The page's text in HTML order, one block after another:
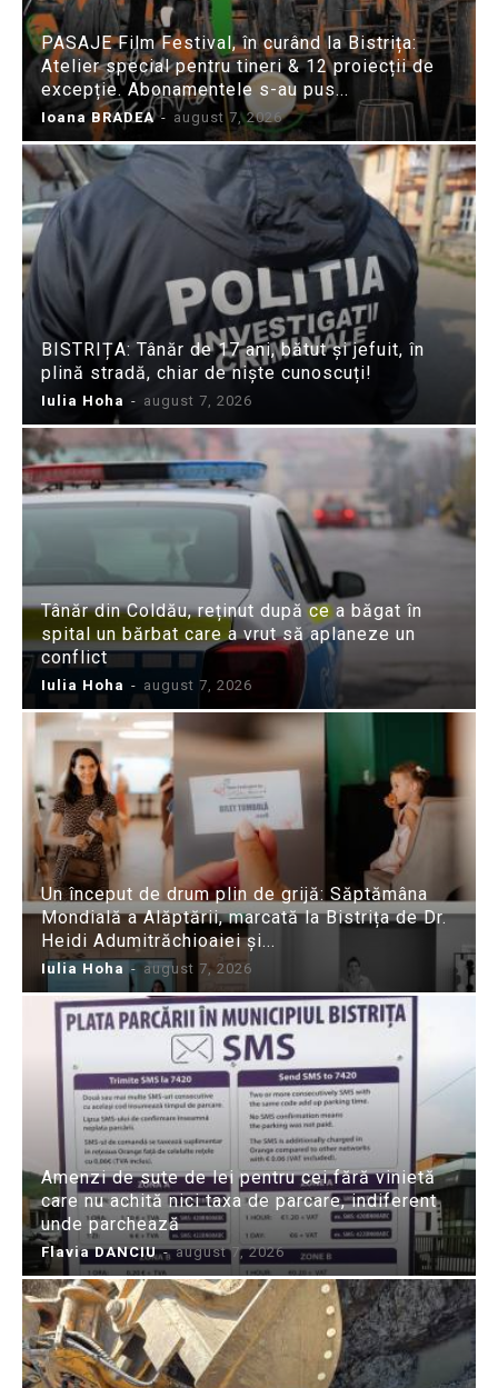
PASAJE Film Festival, în curând la Bistrița:
Atelier special pentru tineri & 12 proiecții de
excepție. Abonamentele s-au pus...
Ioana BRADEA - august 7, 2026
BISTRIȚA: Tânăr de 17 ani, bătut și jefuit, în
plină stradă, chiar de niște cunoscuți!
Iulia Hoha - august 7, 2026
Tânăr din Coldău, reținut după ce a băgat în
spital un bărbat care a vrut să aplaneze un
conflict
Iulia Hoha - august 7, 2026
Un început de drum plin de grijă: Săptămâna
Mondială a Alăptării, marcată la Bistrița de Dr.
Heidi Adumitrăchioaiei și...
Iulia Hoha - august 7, 2026
Amenzi de sute de lei pentru cei fără vinietă
care nu achită nici taxa de parcare, indiferent
unde parchează
Flavia DANCIU - august 7, 2026